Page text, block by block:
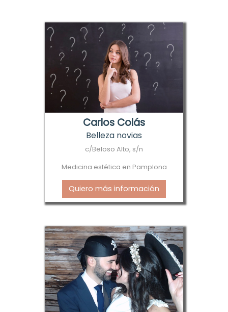
Carlos Colás
Belleza novias
c/Beloso Alto, s/n
Medicina estética en Pamplona
Quiero más información